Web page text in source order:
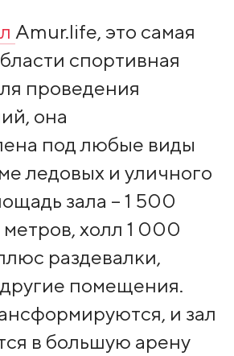
Amur.life, это самая
спортивная
проведения
она
под любые виды
ледовых и уличного
зала – 1 500
холл 1 000
раздевалки,
помещения.
и зал
в большую арену